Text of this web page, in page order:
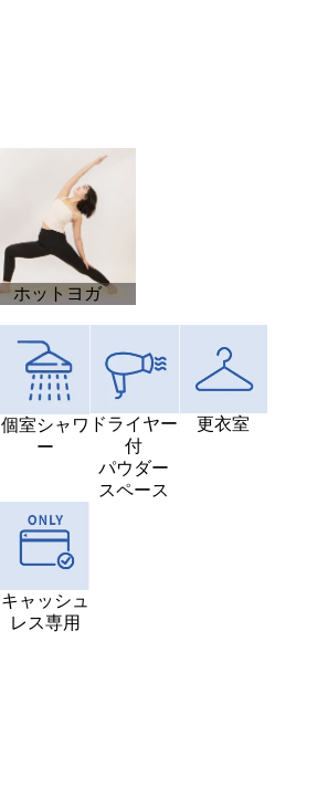
ホットヨガ
個室シャワ
ー
ドライヤー
付
パウダー
スペース
更衣室
キャッシュ
レス専用